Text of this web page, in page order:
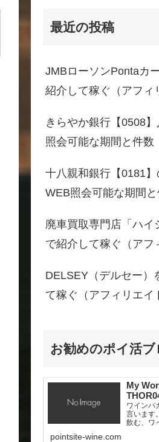
最近の投稿
JMBローソンPontaカ
紹介して稼ぐ（アフィ
きらやか銀行【0508
照会可能な期間と件数
十八親和銀行【0181
WEB照会可能な期間
廃車買取専門店「ハイ
で紹介して稼ぐ（アフ
DELSEY（デルセー）
て稼ぐ（アフィリエイ
お勧めのポイ活ブ
My
ワインバ
言います
飲む、ワ
pointsite-wine.com